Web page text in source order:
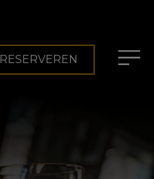
RESERVEREN